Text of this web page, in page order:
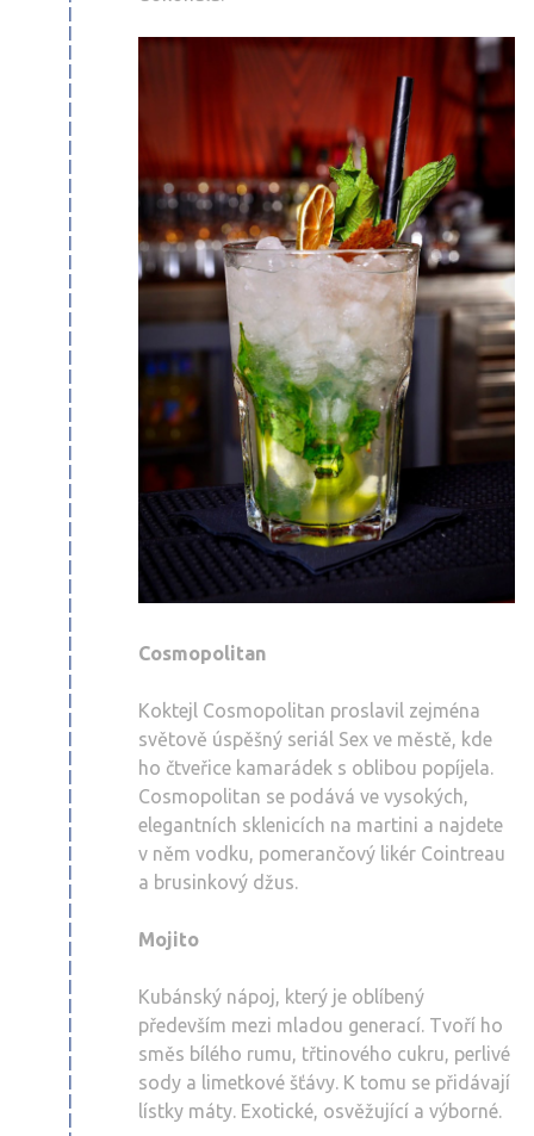
Cosmopolitan
Koktejl Cosmopolitan proslavil zejména
světově úspěšný seriál Sex ve městě, kde
ho čtveřice kamarádek s oblibou popíjela.
Cosmopolitan se podává ve vysokých,
elegantních sklenicích na martini a najdete
v něm vodku, pomerančový likér Cointreau
a brusinkový džus.
Mojito
Kubánský nápoj, který je oblíbený
především mezi mladou generací. Tvoří ho
směs bílého rumu, třtinového cukru, perlivé
sody a limetkové šťávy. K tomu se přidávají
lístky máty. Exotické, osvěžující a výborné.